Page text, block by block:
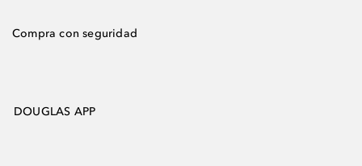
Compra con seguridad
DOUGLAS APP